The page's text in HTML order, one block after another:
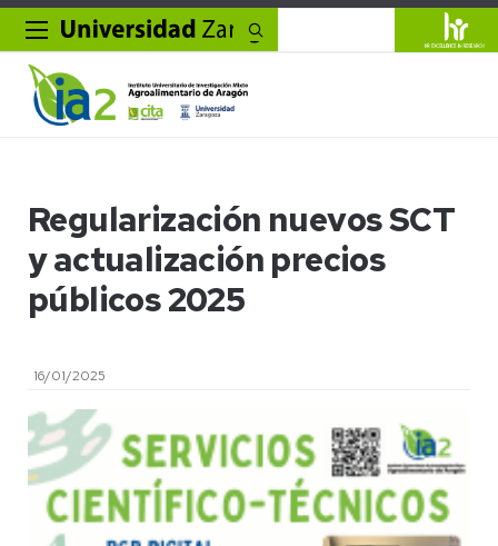
Regularización nuevos SCT
y actualización precios
públicos 2025
16/01/2025